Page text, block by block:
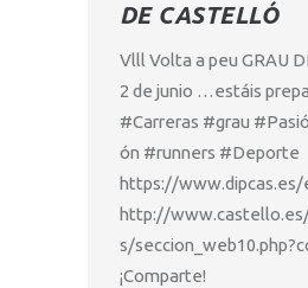
DE CASTELLÓ
Vlll Volta a peu GRAU
2 de junio …estáis
#Carreras #grau
ón #runners #Deporte
https://www.dipcas.es/
http://
s/
¡Comparte!